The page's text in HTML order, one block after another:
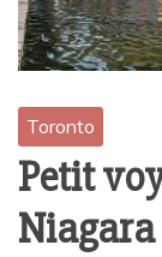
Toronto
Petit